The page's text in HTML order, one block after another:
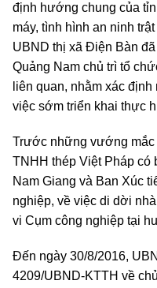
định hướng chung của
máy, tình hình an ninh
UBND thị xã Điện Bàn
Quảng Nam chủ trì tổ
liên quan, nhằm xác
việc sớm triển khai thực
Trước những vướng mắc
TNHH thép Việt Pháp có
Nam Giang và Ban Xúc
nghiệp, về việc di dời
vi Cụm công nghiệp tại
Đến ngày 30/8/2016,
4209/UBND-KTTH về